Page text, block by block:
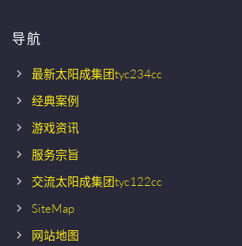
导航
最新太阳成集团tyc234cc
经典案例
游戏资讯
服务宗旨
交流太阳成集团tyc122cc
SiteMap
网站地图